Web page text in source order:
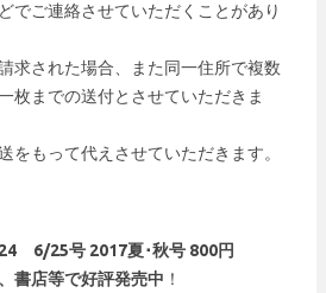
でご連絡させていただくことがあり
求された場合、また同一住所で複数
枚までの送付とさせていただきま
をもって代えさせていただきます。
6/25号 2017夏･秋号 800円
書店等で好評発売中 ！